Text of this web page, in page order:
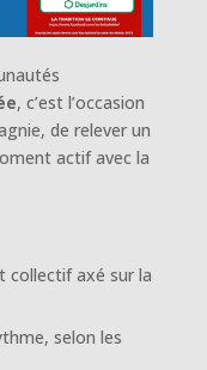
, c’est l’occasion
de relever un
actif avec la
collectif axé sur la
selon les